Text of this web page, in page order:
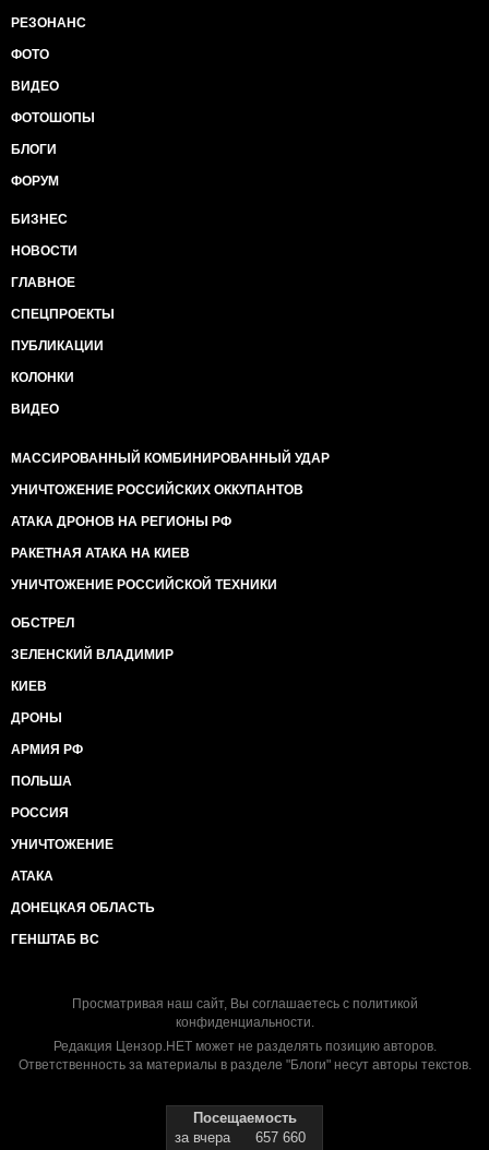
РЕЗОНАНС
ФОТО
ВИДЕО
ФОТОШОПЫ
БЛОГИ
ФОРУМ
БИЗНЕС
НОВОСТИ
ГЛАВНОЕ
СПЕЦПРОЕКТЫ
ПУБЛИКАЦИИ
КОЛОНКИ
ВИДЕО
МАССИРОВАННЫЙ КОМБИНИРОВАННЫЙ УДАР
УНИЧТОЖЕНИЕ РОССИЙСКИХ ОККУПАНТОВ
АТАКА ДРОНОВ НА РЕГИОНЫ РФ
РАКЕТНАЯ АТАКА НА КИЕВ
УНИЧТОЖЕНИЕ РОССИЙСКОЙ ТЕХНИКИ
ОБСТРЕЛ
ЗЕЛЕНСКИЙ ВЛАДИМИР
КИЕВ
ДРОНЫ
АРМИЯ РФ
ПОЛЬША
РОССИЯ
УНИЧТОЖЕНИЕ
АТАКА
ДОНЕЦКАЯ ОБЛАСТЬ
ГЕНШТАБ ВС
Просматривая наш сайт, Вы соглашаетесь с политикой
конфиденциальности.
Редакция Цензор.НЕТ может не разделять позицию авторов.
Ответственность за материалы в разделе "Блоги" несут авторы текстов.
Посещаемость
за вчера
657 660